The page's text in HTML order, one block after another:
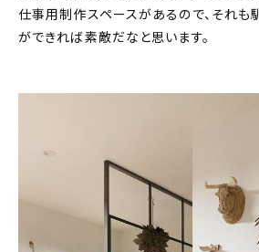
仕事用制作スペースがあるので、それも
ができれば素敵だなと思います。